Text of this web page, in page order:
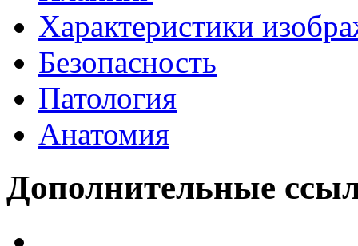
Характеристики
Безопасность
Патология
Анатомия
Дополнительные